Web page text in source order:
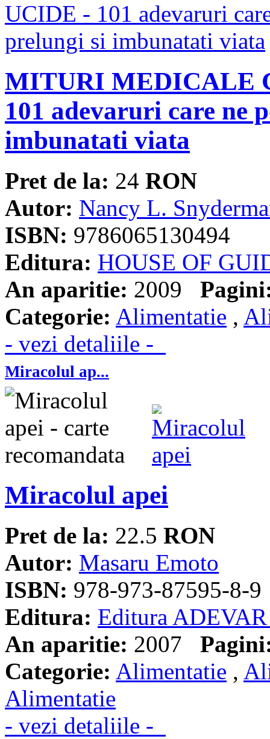
MITURI MEDICALE
101 adevaruri care ne
imbunatati viata
Pret de la: 24 RON
Autor: Nancy L.
ISBN: 9786065130494
Editura: HOUSE OF
An aparitie: 2009
Categorie: Alimentatie ,
- vezi detaliile -
Miracolul ap...
Miracolul apei
Pret de la: 22.5 RON
Autor: Masaru Emoto
ISBN: 978-973-87595-8-9
Editura: Editura
An aparitie: 2007
Categorie: Alimentatie ,
Alimentatie
- vezi detaliile -